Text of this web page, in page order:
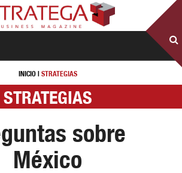
INICIO | STRATEGIAS
STRATEGIAS
sobre
México